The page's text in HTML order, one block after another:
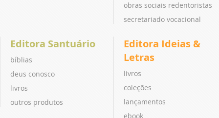
obras sociais redentoristas
secretariado vocacional
Editora Santuário
bíblias
deus conosco
livros
outros produtos
Editora Ideias &
Letras
livros
coleções
lançamentos
ebook